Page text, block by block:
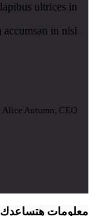
ultrices in.
in nisl.
Alice Autumn, CEO
معلومات هتساعدك